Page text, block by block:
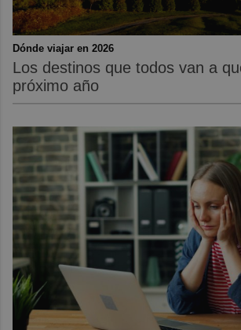
Dónde viajar en 2026
Los destinos que todos van a
próximo año